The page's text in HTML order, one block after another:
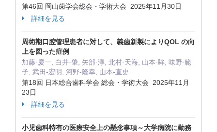
第46回 岡山歯学会総会・学術大会 2025年11月30日
詳細を見る
周術期口腔管理患者に対して、義歯新製によりQOL の向
上を図った症例
加藤-慶一, 白井-肇, 矢部-淳, 北村-天海, 山本-眸, 味野-範
子, 武田-宏明, 河野-隆幸, 山本-直史
第18回 日本総合歯科学会 総会・学術大会 2025年11月
23日
詳細を見る
小児歯科特有の医療安全上の懸念事項～大学病院に勤務